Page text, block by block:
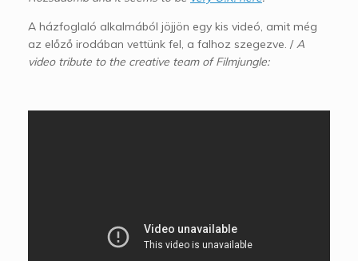
A házfoglaló alkalmából jöjjön egy kis videó, amit még
az előző irodában vettünk fel, a falhoz szegezve. / A
video tribute to the creative team of Filmjungle: